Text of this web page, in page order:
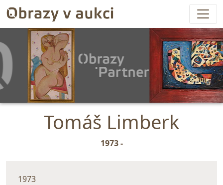
Tomáš Limberk
1973 -
1973